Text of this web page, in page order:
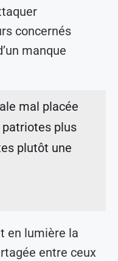
concernés
manque
mal placée
plus
plutôt une
en lumière la
entre ceux